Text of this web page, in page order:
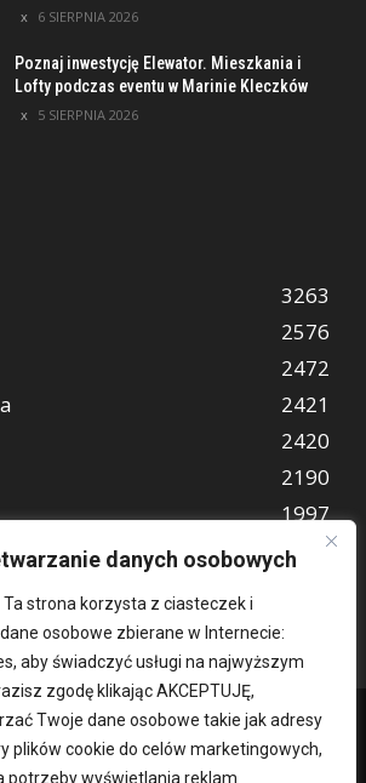
danych osobowych
Ta strona korzysta z ciasteczek i
osobowe zbierane w Internecie:
aby świadczyć usługi na najwyższym
zgodę klikając AKCEPTUJĘ,
Twoje dane osobowe takie jak adresy
plików cookie do celów marketingowych,
potrzeby wyświetlania reklam
6 SIERPNIA 2026
Poznaj inwestycję Elewator. Mieszkania i
Lofty podczas eventu w Marinie Kleczków
5 SIERPNIA 2026
3263
2576
2472
2421
2420
2190
1997
849